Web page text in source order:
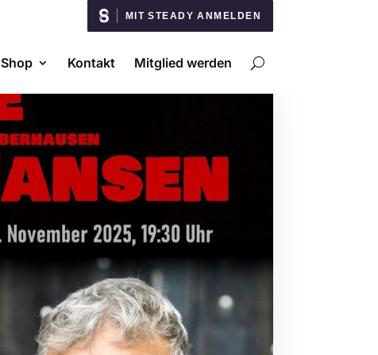
MIT STEADY ANMELDEN
Shop Kontakt Mitglied werden